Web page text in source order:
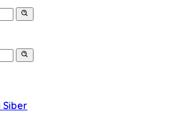
Siber